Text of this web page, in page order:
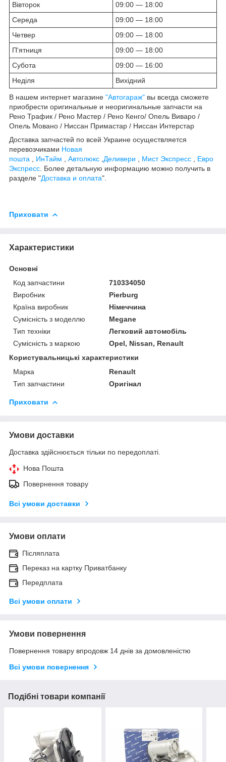
Вівторок
09:00 — 18:00
Середа
09:00 — 18:00
Четвер
09:00 — 18:00
П'ятниця
09:00 — 18:00
Субота
09:00 — 16:00
Неділя
Вихідний
В нашем интернет магазине "Автогараж" вы всегда сможете
приобрести оригинальные и неоригинальные запчасти на
Рено Трафик / Рено Мастер / Рено Кенго/ Опель Виваро /
Опель Мовано / Ниссан Примастар / Ниссан Интерстар
Доставка запчастей по всей Украине осуществляется
перевозчиками Новая
пошта
ИнТайм Автолюкс Деливери Мист Экспресс
Евро
Экспресс . Более детальную информацию можно получить в
разделе "Доставка и оплата".
Приховати
Характеристики
Основні
Код запчастини
710334050
Виробник
Pierburg
Країна виробник
Німеччина
Сумісність з моделлю
Megane
Тип техніки
Легковий автомобіль
Сумісність з маркою
Opel, Nissan, Renault
Користувальницькі характеристики
Марка
Renault
Тип запчастини
Оригінал
Приховати
Умови доставки
Доставка здійснюється тільки по передоплаті.
Нова Пошта
Повернення товару
Всі умови доставки
Умови оплати
Післяплата
Переказ на картку Приватбанку
Передплата
Всі умови оплати
Умови повернення
Повернення товару впродовж 14 днів за домовленістю
Всі умови повернення
Подібні товари компанії